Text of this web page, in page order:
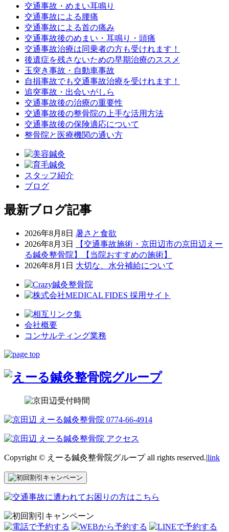
交通事故・めまい耳鳴り
交通事故による腰痛
交通事故による首の痛み
交通事故後のめまい・耳鳴り・頭痛
交通事故治療は同乗者の方も受けれます！
後遺症を残さないための早期治療のススメ
玉突き事故・自動車事故
自損事故でも交通事故治療を受けれます！
追突事故・出会いがしら
交通事故後の治療の重要性
交通事故後の整骨院の上手な活用方法
交通事故後の保険適応について
整骨院と医療機関の通い方
スタッフ紹介
ブログ
最新ブログ記事
2026年8月8日 暑さと食欲
2026年8月3日
【交通事故施術・京田辺市の京田辺えー
る鍼灸整骨院】【当院おすすめの施術】
2026年8月1日 大切な、水分補給について
会社概要
コンサルティング業務
Copyright © えーる鍼灸整骨院グループ all rights reserved.|link